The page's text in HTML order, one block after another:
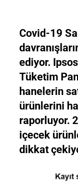
Covid-19
ediyor.
Tüketim
hanelerin
ürünlerini
raporluyor.
içecek
dikkat